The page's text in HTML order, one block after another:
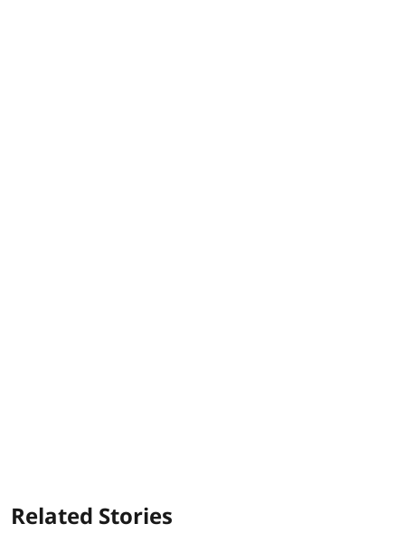
Related Stories